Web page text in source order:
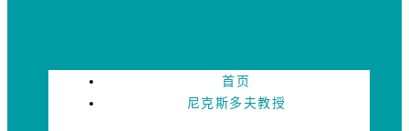
首页
尼克斯多夫教授